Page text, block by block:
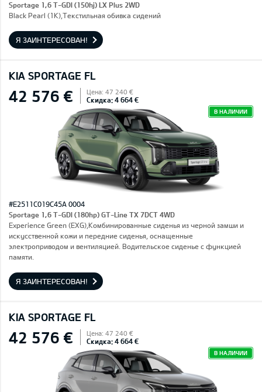
Sportage 1,6 T-GDI (150hj) LX Plus 2WD
Black Pearl (1K),Текстильная обивка сидений
Я ЗАИНТЕРЕСОВАН!
KIA SPORTAGE FL
42 576 € Цена: 47 240 €
Скидка: 4 664 €
В НАЛИЧИИ
#E2511C019C45A 0004
Sportage 1,6 T-GDI (180hp) GT-Line TX 7DCT 4WD
Experience Green (EXG),Комбинированные сиденья из черной замши и
искусственной кожи и передние сиденья, оснащенные
электроприводом и вентиляцией. Водительское сиденье с функцией
памяти.
Я ЗАИНТЕРЕСОВАН!
KIA SPORTAGE FL
42 576 € Цена: 47 240 €
Скидка: 4 664 €
В НАЛИЧИИ